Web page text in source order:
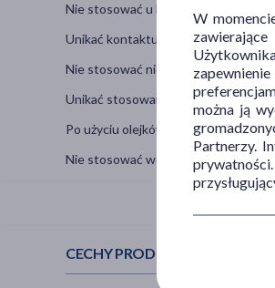
Nie stosować u kobiet w ciąży i dzieci
Unikać kontaktu z oczami.
Nie stosować nierozcieńczonego
Unikać stosowania w przypadku
Po użyciu olejków cytrusowych
Nie stosować wewnętrznie (nie pić).
CECHY PRODUKTU
W
można ją
Partnerzy.